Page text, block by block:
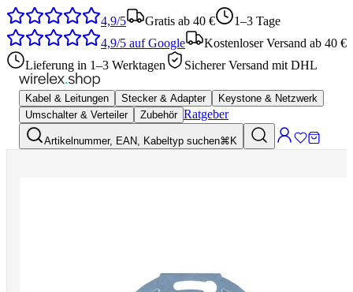
4,9/5 Gratis ab 40 €
1–3 Tage
4,9/5 auf Google
Kostenloser Versand ab 40 €
Lieferung in 1–3 Werktagen
Sicherer Versand mit DHL
Kabel & Leitungen Stecker & Adapter
Keystone & Netzwerk
Umschalter & Verteiler
Zubehör Ratgeber
Artikelnummer, EAN, Kabeltyp suchen⌘K